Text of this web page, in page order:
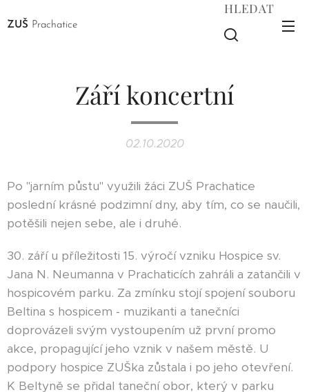
ZUŠ Prachatice
HLEDAT
Září koncertní
02.10.2020
Po "jarním půstu" využili žáci ZUŠ Prachatice
poslední krásné podzimní dny, aby tím, co se naučili,
potěšili nejen sebe, ale i druhé.
30. září u příležitosti 15. výročí vzniku Hospice sv.
Jana N. Neumanna v Prachaticích zahráli a zatančili v
hospicovém parku. Za zmínku stojí spojení souboru
Beltina s hospicem - muzikanti a tanečníci
doprovázeli svým vystoupením už první promo
akce, propagující jeho vznik v našem městě. U
podpory hospice ZUŠka zůstala i po jeho otevření.
K Beltyně se přidal taneční obor, který v parku